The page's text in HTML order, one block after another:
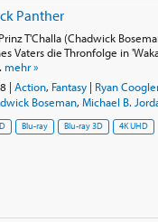
Panther
T'Challa (Chadwick
Vaters die Thronfolge in
mehr »
| Action, Fantasy| Ryan
Boseman, Michael B.
Blu-ray Blu-ray 3D 4K UHD